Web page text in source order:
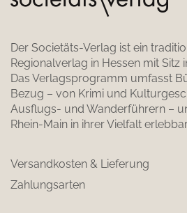
Der Societäts-Verlag ist ein
Regionalverlag in Hessen mit Sitz
Das Verlagsprogramm umfasst
Bezug – von Krimi und
Ausflugs- und Wanderführern –
Rhein-Main in ihrer Vielfalt
Versandkosten & Lieferung
Zahlungsarten